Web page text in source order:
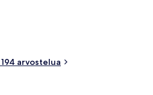
metroasema sijaitsee 4 minuutin
kävelymatkan päässä.
arvostelua